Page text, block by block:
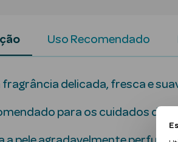
Uso Recomendado
fragrância delicada, fresca e
para os cuidados